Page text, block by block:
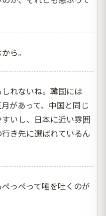
ら。
れないね。韓国には
があって、中国と同じ
いし、日本に近い雰囲
き先に選ばれているん
っぺって唾を吐くのが